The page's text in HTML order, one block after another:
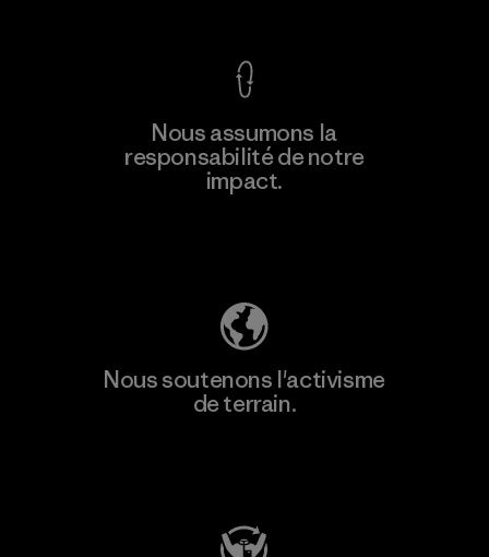
Nous assumons la
responsabilité de notre
impact.
Nous soutenons l'activisme
de terrain.